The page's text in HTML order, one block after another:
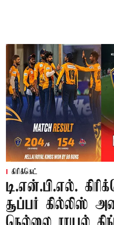
கிரிக்கெட்
டி.என்.பி.எல்.
சூப்பர் கில்லிஸ்